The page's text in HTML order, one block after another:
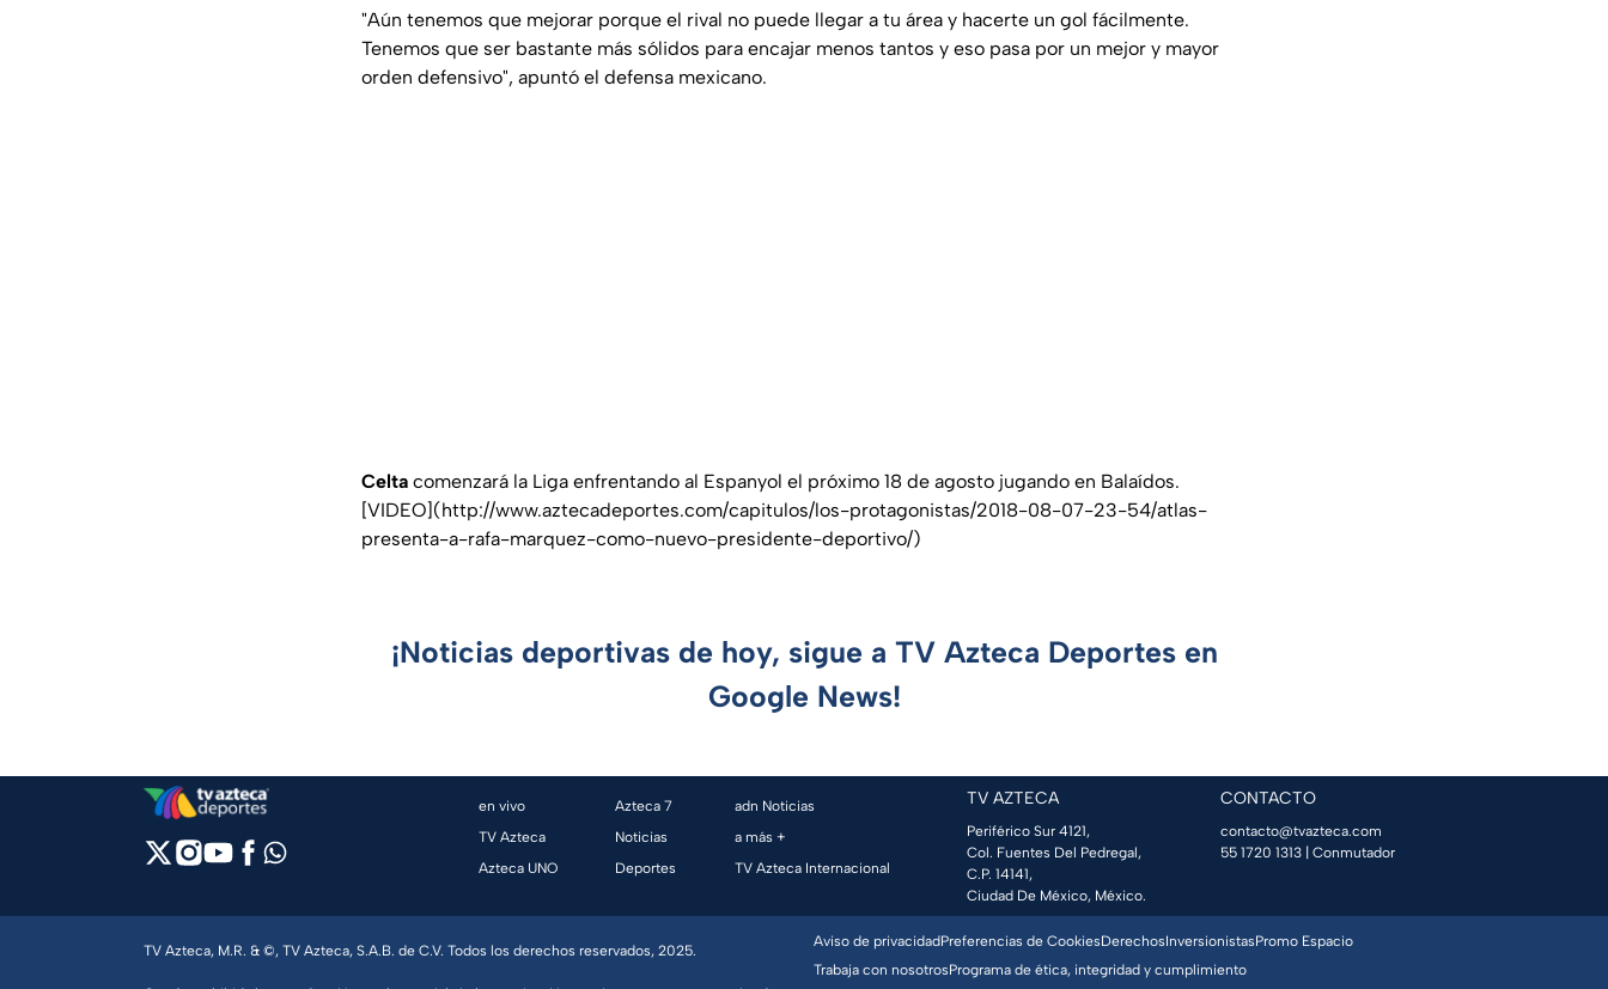
"Aún tenemos que mejorar porque el rival no puede llegar a tu área y hacerte un gol fácilmente.
Tenemos que ser bastante más sólidos para encajar menos tantos y eso pasa por un mejor y mayor
orden defensivo", apuntó el defensa mexicano.
Celta comenzará la Liga enfrentando al Espanyol el próximo 18 de agosto jugando en Balaídos.
[VIDEO](http://www.aztecadeportes.com/capitulos/los-protagonistas/2018-08-07-23-54/atlas-
presenta-a-rafa-marquez-como-nuevo-presidente-deportivo/)
¡Noticias deportivas de hoy, sigue a TV Azteca Deportes en
Google News!
en vivo
TV Azteca
Azteca UNO
Azteca 7
Noticias
Deportes
adn Noticias
a más +
TV Azteca Internacional
TV AZTECA
Periférico Sur 4121,
Col. Fuentes Del Pedregal,
C.P. 14141,
Ciudad De México, México.
CONTACTO
contacto@tvazteca.com
55 1720 1313 | Conmutador
TV Azteca, M.R. & ©, TV Azteca, S.A.B. de C.V. Todos los derechos reservados, 2025.
Aviso de privacidadPreferencias de CookiesDerechosInversionistasPromo Espacio
Trabaja con nosotrosPrograma de ética, integridad y cumplimiento